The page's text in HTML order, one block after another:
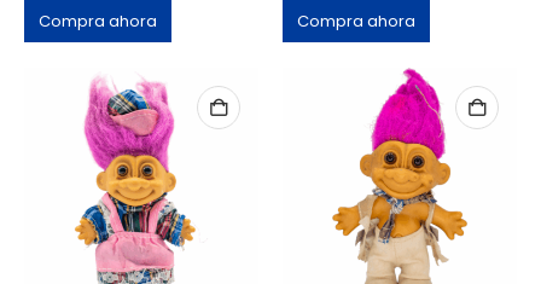
Compra ahora Compra ahora